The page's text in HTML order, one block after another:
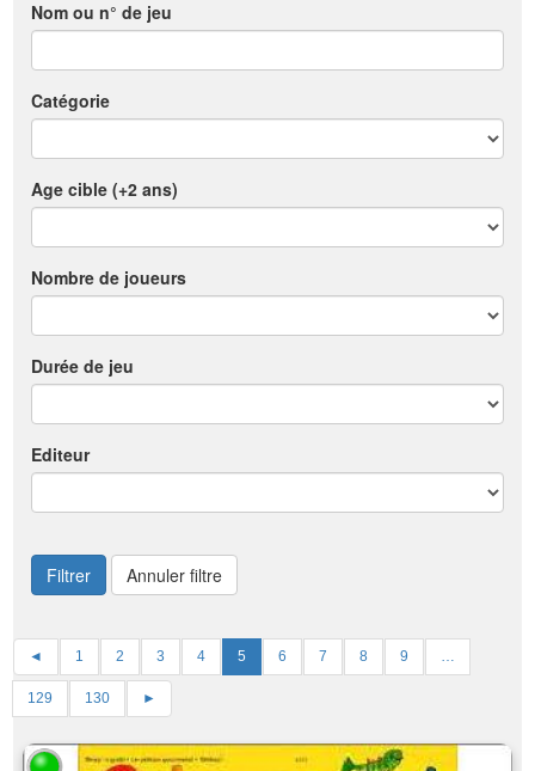
Nom ou n° de jeu
Catégorie
Age cible (+2 ans)
Nombre de joueurs
Durée de jeu
Editeur
Filtrer Annuler filtre
◄ 1 2 3 4 5 6 7 8 9 …
129 130 ►